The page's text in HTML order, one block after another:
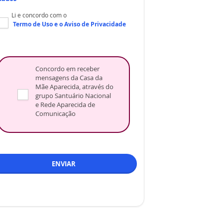
Li e concordo com o
Termo de Usoe oAviso de Privacidade
Concordo em receber
mensagens da Casa da
Mãe Aparecida, através do
grupo Santuário Nacional
e Rede Aparecida de
Comunicação
ENVIAR